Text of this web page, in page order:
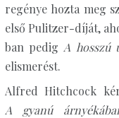
regénye hozta meg
első Pulitzer-díját,
ban pedig A hosszú
elismerést.
Alfred Hitchcock
A gyanú